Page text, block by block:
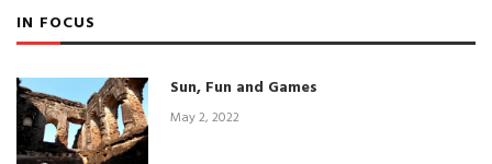
IN FOCUS
Sun, Fun and Games
May 2, 2022